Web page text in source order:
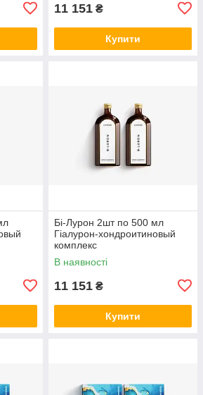
11 151 ₴
Купити
Бі-Лурон 2шт по 500 мл
Гіалурон-хондроитиновый
комплекс
В наявності
11 151 ₴
Купити